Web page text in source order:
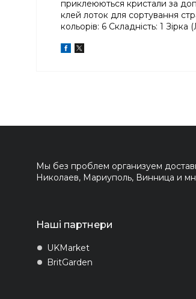
приклеюються кристали за
клей лоток для сортування
кольорів: 6 Складність: 1
Мы без проблем организуем
Николаев, Мариуполь, Винница и
Наші партнери
UKMarket
BritGarden